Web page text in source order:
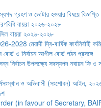
গ্রহণ ও ভোটার হওয়ার বিষয়ে বিজ্ঞপ্তি
বায়রা ২০২৬-২০২৮
বায়রা ২০২৬-২০২৮
2028 মেয়াদী দ্বি-বার্ষিক কার্যনির্বাহী
বোর্ড ও নির্বাচন আপীল বোর্ড গঠন প্রসঙ্গে
নির্বাচন উপলক্ষ্যে সদস্যপদ নবায়ন ফি ও
ও অভিবাসী (সংশোধন) আইন,
(in favour of Secretary,